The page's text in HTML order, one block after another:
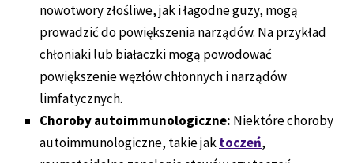
nowotwory złośliwe, jak i łagodne guzy, mogą
prowadzić do powiększenia narządów. Na przykład
chłoniaki lub białaczki mogą powodować
powiększenie węzłów chłonnych i narządów
limfatycznych.
Choroby autoimmunologiczne: Niektóre choroby
autoimmunologiczne, takie jaktoczeń,